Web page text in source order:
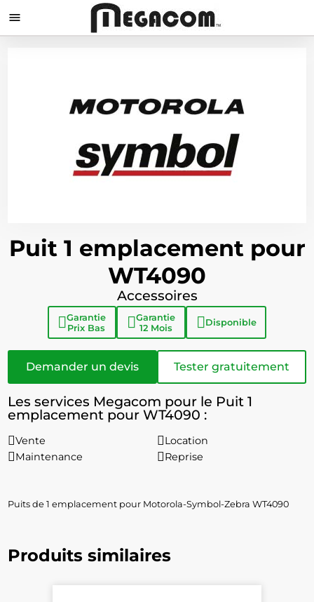

Puit 1 emplacement pour
WT4090
Accessoires
Garantie
Prix Bas
Garantie
12 Mois
Disponible
Demander un devis Tester gratuitement
Les services Megacom pour le Puit 1
emplacement pour WT4090 :
Vente
Location
Maintenance
Reprise
Puits de 1 emplacement pour Motorola-Symbol-Zebra WT4090
Produits similaires